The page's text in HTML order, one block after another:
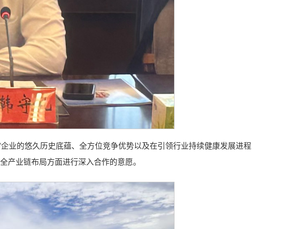
业的悠久历史底蕴、全方位竞争优势以及在引领行业持续健康发展进程
业链布局方面进行深入合作的意愿。